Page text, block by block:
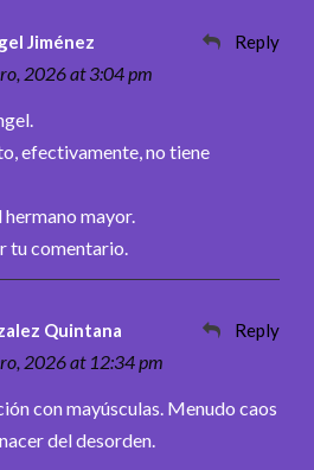
Jiménez
2026 at 3:04 pm
Reply
efectivamente, no tiene
mayor.
tu comentario.
Quintana
2026 at 12:34 pm
Reply
con mayúsculas. Menudo caos
del desorden.